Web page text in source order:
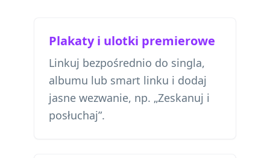
Plakaty i ulotki premierowe
Linkuj bezpośrednio do singla,
albumu lub smart linku i dodaj
jasne wezwanie, np. „Zeskanuj i
posłuchaj”.